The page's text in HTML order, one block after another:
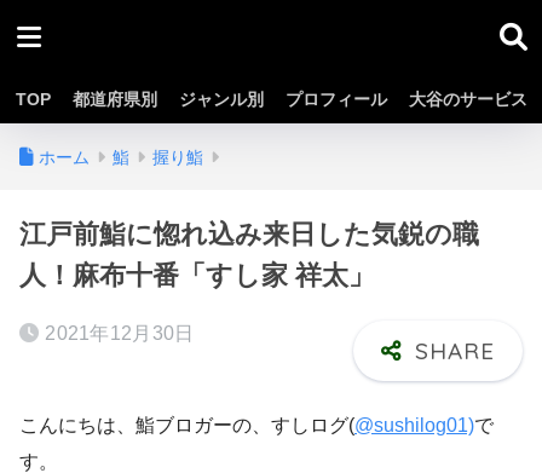
TOP 都道府県別 ジャンル別 プロフィール 大谷のサービス
ホーム 鮨 握り鮨
江戸前鮨に惚れ込み来日した気鋭の職
人！麻布十番「すし家 祥太」
2021年12月30日
こんにちは、鮨ブロガーの、すしログ(@sushilog01)で
す。